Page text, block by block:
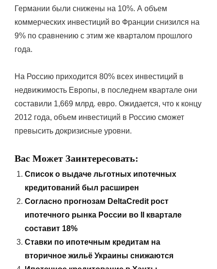
Германии были снижены на 10%. А объем
коммерческих инвестиций во Франции снизился на
9% по сравнению с этим же кварталом прошлого
года.
На Россию приходится 80% всех инвестиций в
недвижимость Европы, в последнем квартале они
составили 1,669 млрд. евро. Ожидается, что к концу
2012 года, объем инвестиций в Россию сможет
превысить докризисные уровни.
Вас Может Заинтересовать:
Список о выдаче льготных ипотечных
кредитований был расширен
Согласно прогнозам DeltaCredit рост
ипотечного рынка России во II квартале
составит 18%
Ставки по ипотечным кредитам на
вторичное жильё Украины снижаются